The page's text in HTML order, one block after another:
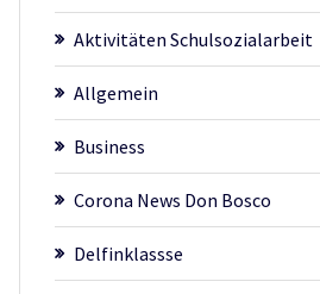
Aktivitäten Schulsozialarbeit
Allgemein
Business
Corona News Don Bosco
Delfinklassse